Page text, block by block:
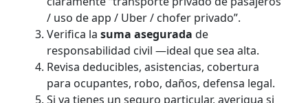
/ uso de app / Uber / chofer privado”.
Verifica la suma asegurada de
responsabilidad civil —ideal que sea alta.
Revisa deducibles, asistencias, cobertura
para ocupantes, robo, daños, defensa legal.
Si ya tienes un seguro particular, averigua si